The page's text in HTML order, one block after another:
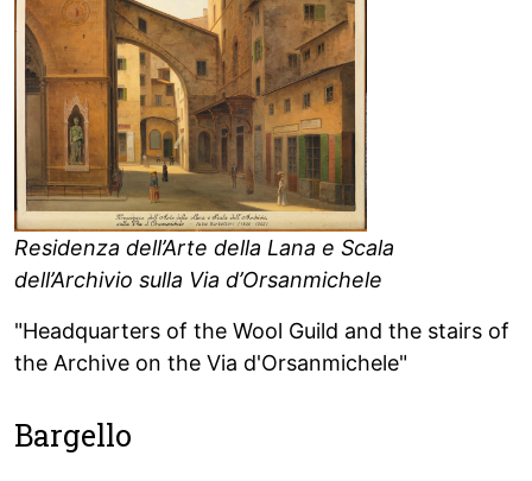
Residenza dell’Arte della Lana e Scala
dell’Archivio sulla Via d’Orsanmichele
"Headquarters of the Wool Guild and the stairs of
the Archive on the Via d'Orsanmichele"
Bargello